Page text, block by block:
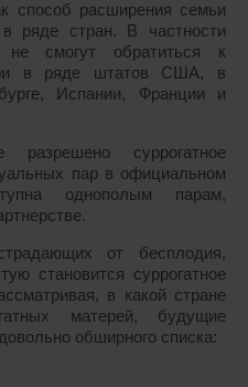
способ расширения семьи
ряде стран. В частности
не смогут обратиться к
в ряде штатов США, в
Испании, Франции и
суррогатное
пар в официальном
однополым парам,
от бесплодия,
становится суррогатное
в какой стране
матерей, будущие
обширного списка: